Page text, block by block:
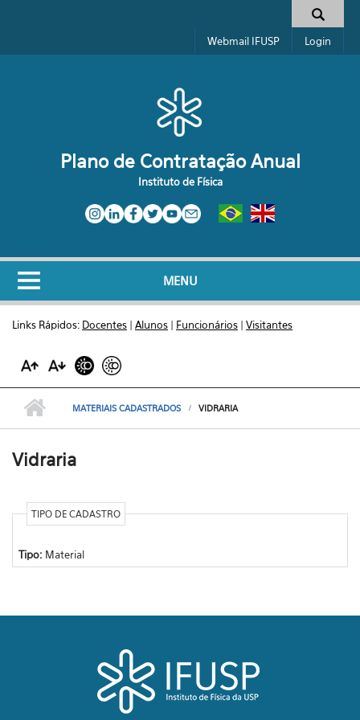
Formulário de busca
Webmail IFUSP Login
Plano de Contratação Anual
Instituto de Física
MENU
Links Rápidos: Docentes | Alunos | Funcionários | Visitantes
MATERIAIS CADASTRADOS VIDRARIA
Vidraria
TIPO DE CADASTRO
Tipo: Material